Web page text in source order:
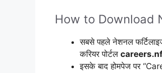
How to Download
सबसे पहले नेशनल
करियर पोर्टल
इसके बाद होमपेज पर